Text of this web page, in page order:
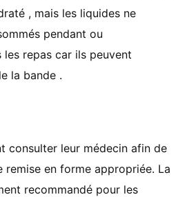
, mais les liquides ne
pendant ou
repas car ils peuvent
la bande .
consulter leur médecin afin de
remise en forme appropriée. La
recommandé pour les